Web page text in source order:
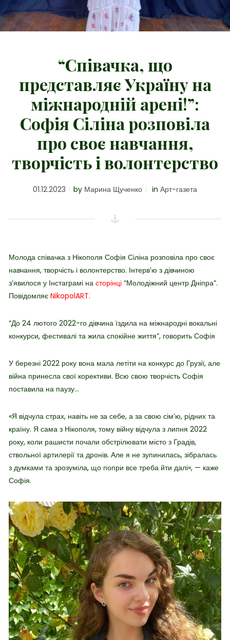
“Співачка, що
представляє Україну на
міжнародній арені!”:
Софія Сіліна розповіла
про своє навчання,
творчість і волонтерство
01.12.2023 by Марина Щученко in Арт-газета
Молода співачка з Нікополя Софія Сіліна розповіла про своє
навчання, творчість і волонтерство. Інтерв’ю з дівчиною
з’явилося у Інстаграмі на сторінці “Молодіжний центр Дніпра”.
Повідомляє NikopolART.
“До 24 лютого 2022-го дівчина їздила на міжнародні вокальні
конкурси, фестивалі та жила спокійне життя”, говорить Софія
У березні 2022 року вона мала летіти на конкурс до Грузії, але
війна принесла свої корективи. Всю свою творчість Софія
поставила на паузу…
«Я відчула страх, навіть не за себе, а за свою сім’ю, рідних та
країну. Я сама з Нікополя, тому війну відчула з липня 2022
року, коли рашисти почали обстрілювати місто з Градів,
ствольної артилерії та дронів. Але я не зупинилась, зібралась
з думками та зрозуміла, що попри все треба йти далі», — каже
Софія.